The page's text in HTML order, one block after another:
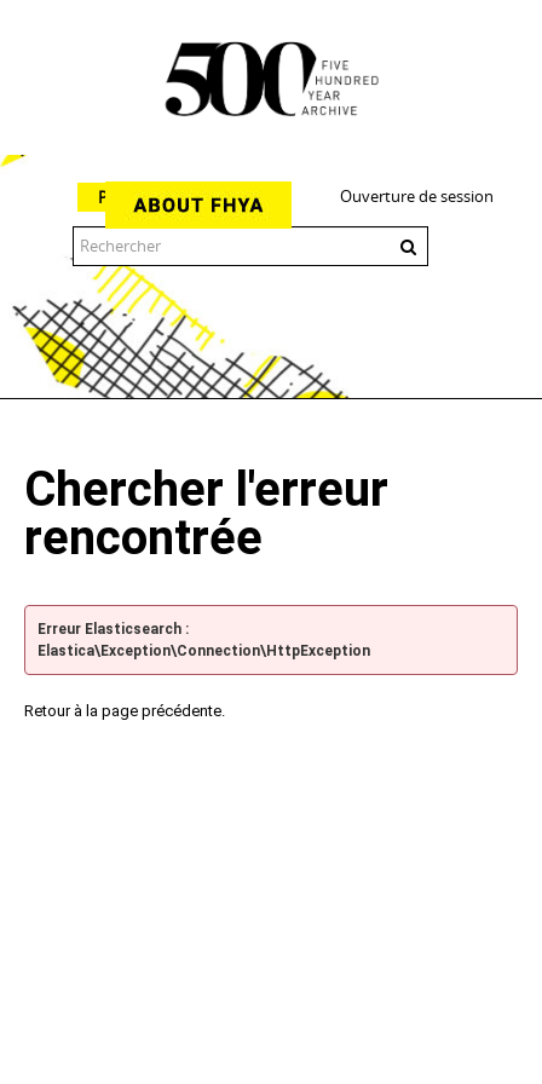
Ouverture de session
Parcourir
Chercher l'erreur
rencontrée
Erreur Elasticsearch :
Elastica\Exception\Connection\HttpException
Retour à la page précédente.